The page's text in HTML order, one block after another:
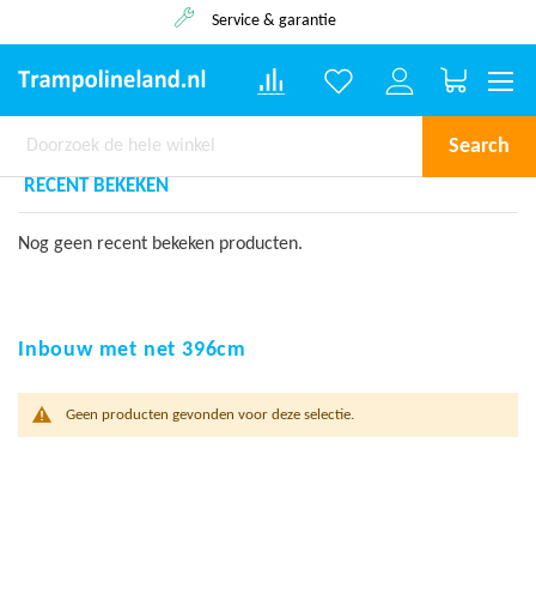
Inbouw met net 396cm
Geen producten gevonden voor deze selectie.
RECENT BEKEKEN
Nog geen recent bekeken producten.
Service & garantie
Search